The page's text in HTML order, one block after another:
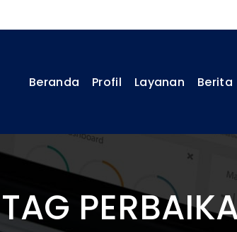
Beranda Profil Layanan Berita
TAG